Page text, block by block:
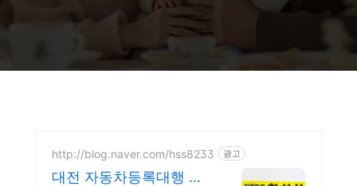
http://blog.naver.com/hss8233 광고
대전 자동차등록대행 화